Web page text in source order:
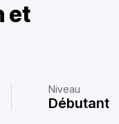
et
Niveau
Débutant